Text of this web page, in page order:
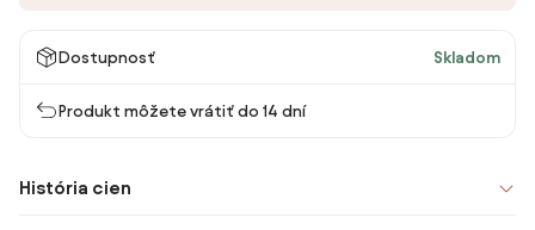
Dostupnosť Skladom
Produkt môžete vrátiť do 14 dní
História cien